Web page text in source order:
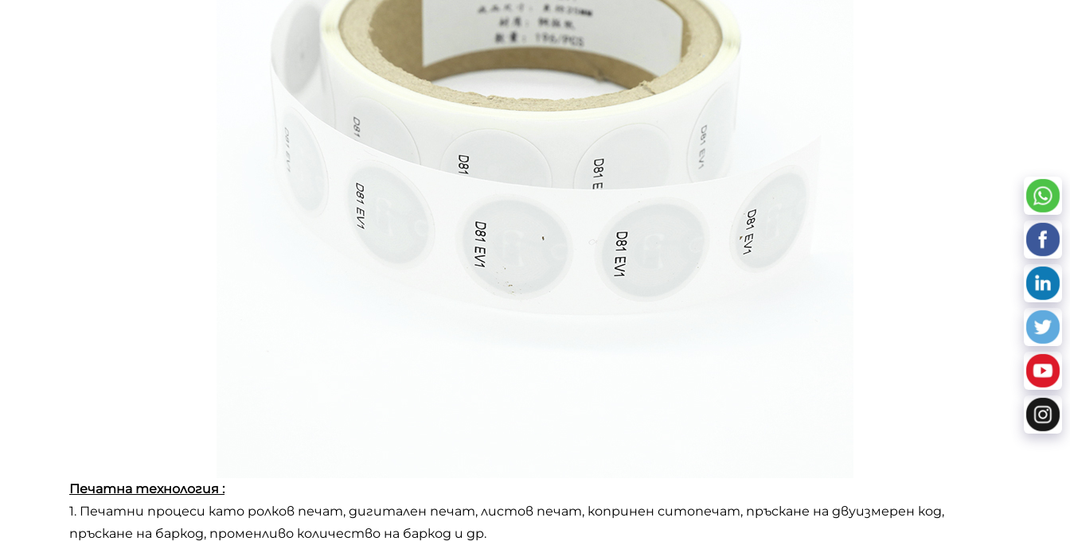
Печатна технология :
1. Печатни процеси като ролков печат, дигитален печат, листов печат, копринен ситопечат, пръскане на двуизмерен код,
пръскане на баркод, променливо количество на баркод и др.